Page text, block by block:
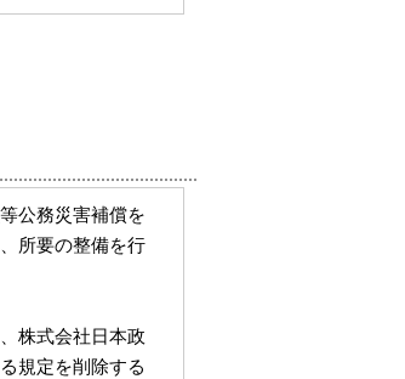
公務災害補償を
所要の整備を行
株式会社日本政
規定を削除する